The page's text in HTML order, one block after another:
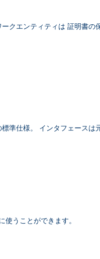
クエンティティは 証明書の
準仕様。 インタフェースは
使うことができます。